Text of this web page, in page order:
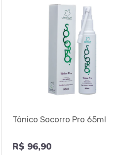
Tônico Socorro Pro 65ml
R$ 96,90